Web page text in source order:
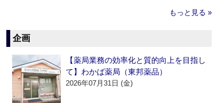
もっと見る »
企画
【薬局業務の効率化と質的向上を目指し
て】わかば薬局（東邦薬品）
2026年07月31日 (金)